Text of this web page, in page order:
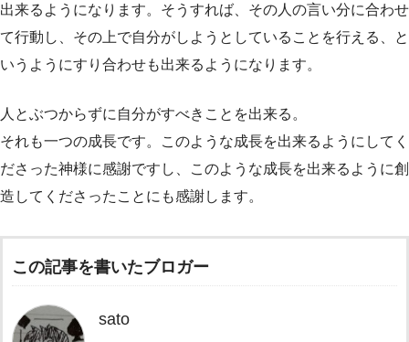
出来るようになります。そうすれば、その人の言い分に合わせ
て行動し、その上で自分がしようとしていることを行える、と
いうようにすり合わせも出来るようになります。
人とぶつからずに自分がすべきことを出来る。
それも一つの成長です。このような成長を出来るようにしてく
ださった神様に感謝ですし、このような成長を出来るように創
造してくださったことにも感謝します。
この記事を書いたブロガー
sato